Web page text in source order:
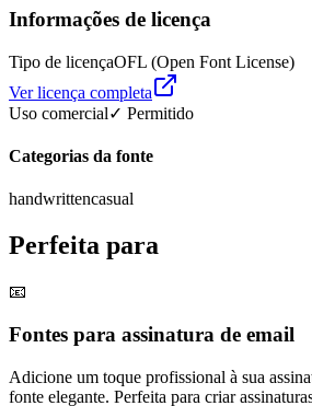
Informações de licença
Tipo de licençaOFL (Open Font License)
Ver licença completa
Uso comercial✓ Permitido
Categorias da fonte
handwrittencasual
Perfeita para
📧
Fontes para assinatura de email
Adicione um toque profissional à sua
fonte elegante. Perfeita para criar